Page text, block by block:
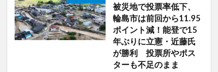
被災地で投票率低下、
輪島市は前回から11.95
ポイント減！能登で15
年ぶりに立憲・近藤氏
が勝利 投票所やポス
ターも不足のまま